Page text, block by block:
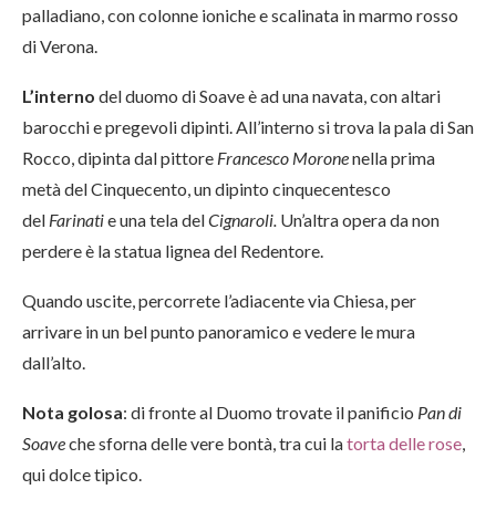
palladiano, con colonne ioniche e scalinata in marmo rosso
di Verona.
L’interno del duomo di Soave è ad una navata, con altari
barocchi e pregevoli dipinti. All’interno si trova la pala di San
Rocco, dipinta dal pittore Francesco Moronenella prima
metà del Cinquecento, un dipinto cinquecentesco
del Farinatie una tela delCignaroli. Un’altra opera da non
perdere è la statua lignea del Redentore.
Quando uscite, percorrete l’adiacente via Chiesa, per
arrivare in un bel punto panoramico e vedere le mura
dall’alto.
Nota golosa: di fronte al Duomo trovate il panificio Pan di
Soaveche sforna delle vere bontà, tra cui latorta delle rose
qui dolce tipico.